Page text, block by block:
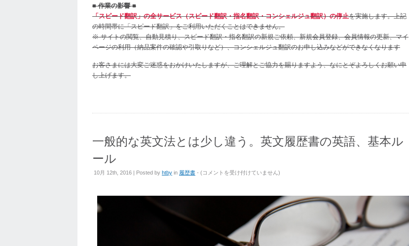
こ
な
い
ま
は
■ 作業の影響 ■
「スピード翻訳」の全サービス（スピード翻訳・指名翻訳・コンシェルジュ翻訳）の停止を実施します。上記
の時間帯に「スピード翻訳」をご利用いただくことはできません。
※ サイトの閲覧、自動見積り、スピード翻訳・指名翻訳の新規ご依頼、新規会員登録、会員情報の更新、マイ
ページの利用（納品案件の確認や引取りなど）、コンシェルジュ翻訳のお申し込みなどができなくなります
お客さまには大変ご迷惑をおかけいたしますが、ご理解とご協力を賜りますよう、なにとぞよろしくお願い申
し上げます。
一般的な英文法とは少し違う。英文履歴書の英語、基本ル
ール
10月 12th, 2016 | Posted by htby in 履歴書 - (一コメントを受け付けていません)